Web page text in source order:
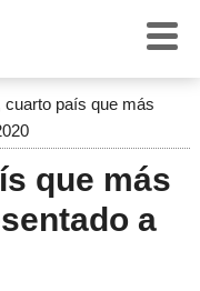
cuarto país que más
que más
a